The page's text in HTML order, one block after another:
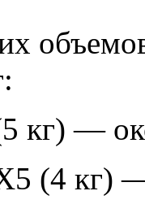
кг) —
(4 кг)